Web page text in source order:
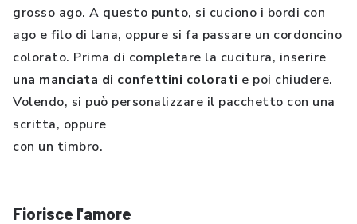
grosso ago. A questo punto, si cuciono i bordi con
ago e filo di lana, oppure si fa passare un cordoncino
colorato. Prima di completare la cucitura, inserire
una manciata di confettini colorati e poi chiudere.
Volendo, si può personalizzare il pacchetto con una
scritta, oppure
con un timbro.
Fiorisce l'amore